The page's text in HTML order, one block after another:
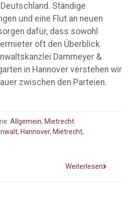
Ständige
und eine Flut an neuen
dafür, dass sowohl
oft den Überblick
Dammeyer &
in Hannover verstehen wir
zwischen den Parteien.
Allgemein, Mietrecht
, Hannover, Mietrecht,
Weiterlesen